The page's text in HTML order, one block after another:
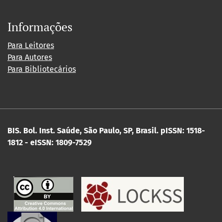
Informações
Para Leitores
Para Autores
Para Bibliotecários
BIS. Bol. Inst. Saúde, São Paulo, SP, Brasil. pISSN: 1518-
1812 - eISSN: 1809-7529